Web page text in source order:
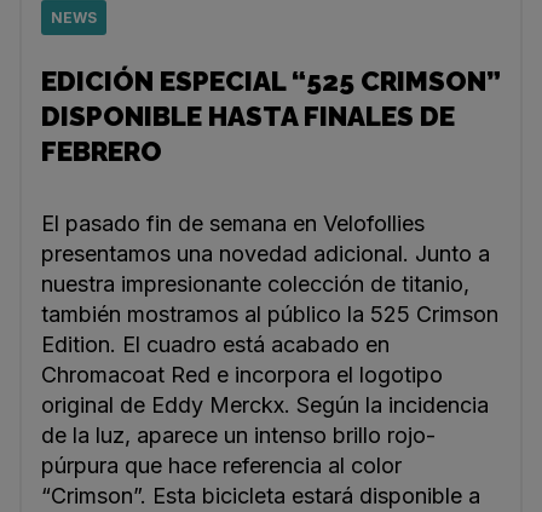
NEWS
EDICIÓN ESPECIAL “525 CRIMSON”
DISPONIBLE HASTA FINALES DE
FEBRERO
El pasado fin de semana en Velofollies
presentamos una novedad adicional. Junto a
nuestra impresionante colección de titanio,
también mostramos al público la 525 Crimson
Edition. El cuadro está acabado en
Chromacoat Red e incorpora el logotipo
original de Eddy Merckx. Según la incidencia
de la luz, aparece un intenso brillo rojo-
púrpura que hace referencia al color
“Crimson”. Esta bicicleta estará disponible a